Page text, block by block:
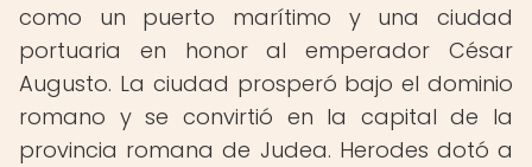
como un puerto marítimo y una ciudad
portuaria en honor al emperador César
Augusto. La ciudad prosperó bajo el dominio
romano y se convirtió en la capital de la
provincia romana de Judea. Herodes dotó a